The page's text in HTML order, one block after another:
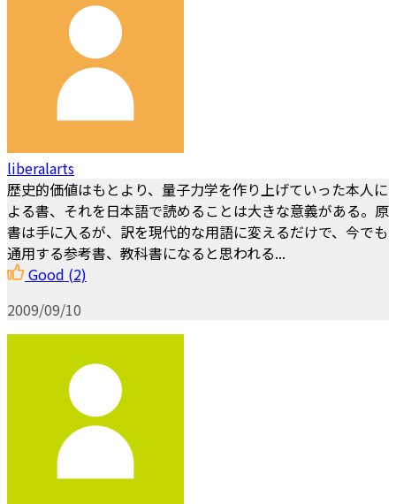
liberalarts
歴史的価値はもとより、量子力学を作り上げていった本人に
よる書、それを日本語で読めることは大きな意義がある。原
書は手に入るが、訳を現代的な用語に変えるだけで、今でも
通用する参考書、教科書になると思われる...
Good (2)
2009/09/10